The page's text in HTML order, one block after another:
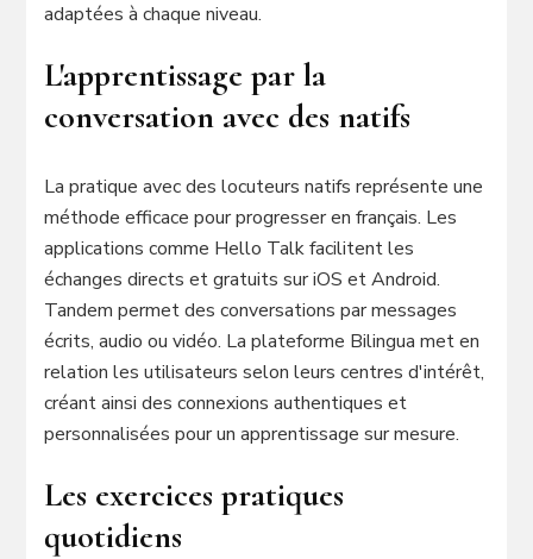
adaptées à chaque niveau.
L'apprentissage par la
conversation avec des natifs
La pratique avec des locuteurs natifs représente une
méthode efficace pour progresser en français. Les
applications comme Hello Talk facilitent les
échanges directs et gratuits sur iOS et Android.
Tandem permet des conversations par messages
écrits, audio ou vidéo. La plateforme Bilingua met en
relation les utilisateurs selon leurs centres d'intérêt,
créant ainsi des connexions authentiques et
personnalisées pour un apprentissage sur mesure.
Les exercices pratiques
quotidiens